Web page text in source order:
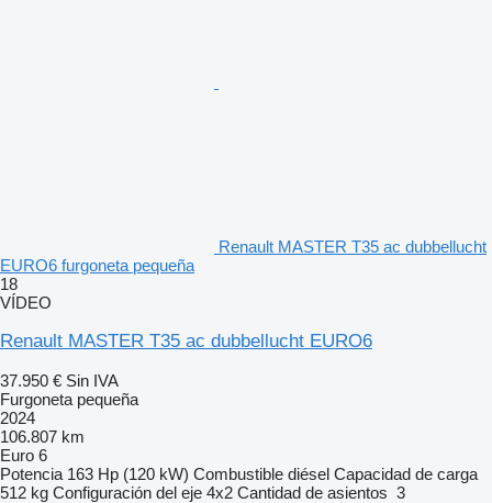
Renault MASTER T35 ac dubbellucht
EURO6 furgoneta pequeña
18
VÍDEO
Renault MASTER T35 ac dubbellucht EURO6
37.950 € Sin IVA
Furgoneta pequeña
2024
106.807 km
Euro 6
Potencia 163 Hp (120 kW) Combustible diésel Capacidad de carga
512 kg Configuración del eje 4x2 Cantidad de asientos 3